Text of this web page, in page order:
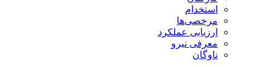
استخدام
مرخصی‌ها
ارزیابی عملکرد
معرفی نیرو
ناوگان